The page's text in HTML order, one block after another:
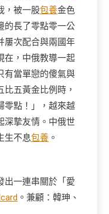
，被一股包養金色
的長了零點零一公
屢次配合與兩國年
在，中俄教導一起
有當單戀的傻氣與
比五黃金比例時，
零點！」，越來越
深摯友情。中俄世
生不息包養 。
出一連串關於「愛
。兼顧：韓珅、